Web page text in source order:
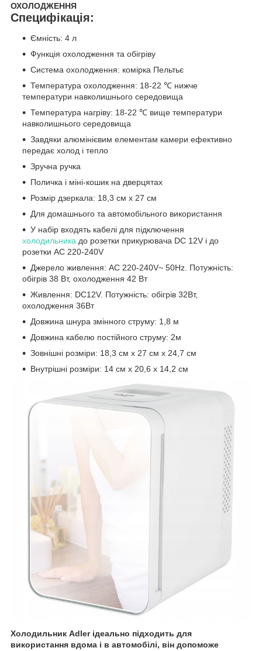
ОХОЛОДЖЕННЯ
Специфікація:
Ємність: 4 л
Функція охолодження та обігріву
Система охолодження: комірка Пельтьє
Температура охолодження: 18-22 ℃ нижче
температури навколишнього середовища
Температура нагріву: 18-22 ℃ вище температури
навколишнього середовища
Завдяки алюмінієвим елементам камери ефективно
передає холод і тепло
Зручна ручка
Поличка і міні-кошик на дверцятах
Розмір дзеркала: 18,3 см х 27 см
Для домашнього та автомобільного використання
У набір входять кабелі для підключення
холодильника до розетки прикурювача DC 12V і до
розетки AC 220-240V
Джерело живлення: AC 220-240V~ 50Hz. Потужність:
обігрів 38 Вт, охолодження 42 Вт
Живлення: DC12V. Потужність: обігрів 32Вт,
охолодження 36Вт
Довжина шнура змінного струму: 1,8 м
Довжина кабелю постійного струму: 2м
Зовнішні розміри: 18,3 см х 27 см х 24,7 см
Внутрішні розміри: 14 см х 20,6 х 14,2 см
Холодильник Adler ідеально підходить для
використання вдома і в автомобілі, він допоможе